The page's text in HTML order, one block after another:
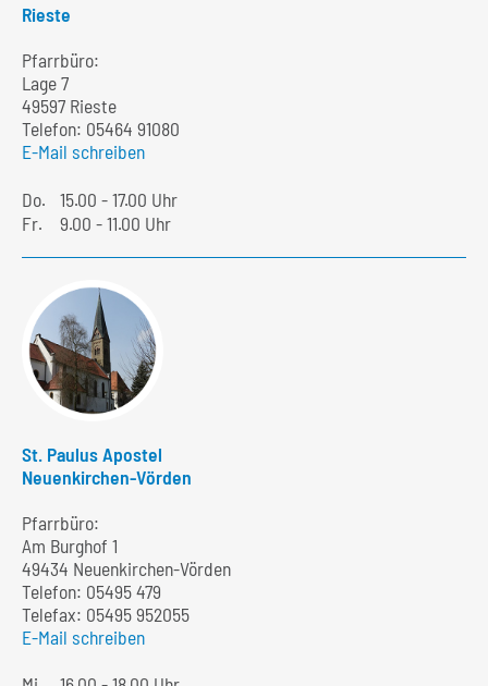
Rieste
Pfarrbüro:
Lage 7
49597 Rieste
Telefon: 05464 91080
E-Mail schreiben
Do.
15.00 - 17.00 Uhr
Fr.
9.00 - 11.00 Uhr
St. Paulus Apostel
Neuenkirchen-Vörden
Pfarrbüro:
Am Burghof 1
49434 Neuenkirchen-Vörden
Telefon: 05495 479
Telefax: 05495 952055
E-Mail schreiben